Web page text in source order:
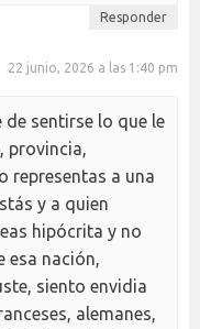
Responder
22 junio, 2026 a las 1:40 pm
sentirse lo que le
provincia,
representas a una
y a quien
hipócrita y no
esa nación,
siento envidia
alemanes,